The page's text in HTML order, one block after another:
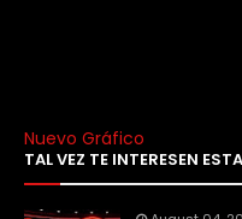
Nuevo Gráfico
TAL VEZ TE INTERESEN